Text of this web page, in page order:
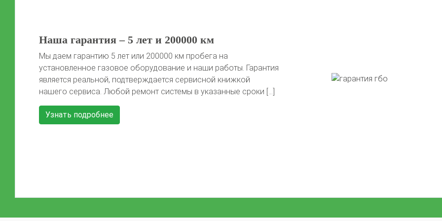
50 литров газа в подарок!
Автомобиль той марки, фото которого не представлены на
сайте, получает 50 литров газа после установки в подарок!
Автомобиль должен быть чистый, чтобы мы смогли сделать
красивые фото) Акция распространяется на […]
Узнать подробнее
Previous